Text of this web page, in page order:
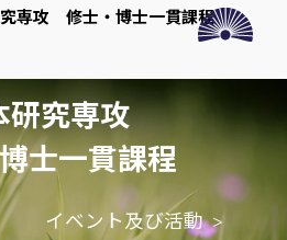
究専攻 修士・博士一貫課程
イベント及び活動
研究専攻
士一貫課程